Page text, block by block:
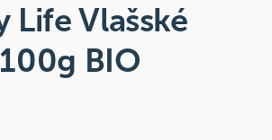
Life Vlašské
BIO